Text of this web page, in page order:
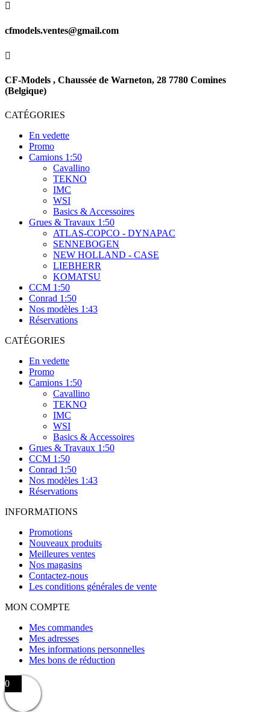

cfmodels.ventes@gmail.com

CF-Models , Chaussée de Warneton, 28 7780 Comines
(Belgique)
CATÉGORIES
En vedette
Promo
Camions 1:50
Cavallino
TEKNO
IMC
WSI
Basics & Accessoires
Grues & Travaux 1:50
ATLAS-COPCO - DYNAPAC
SENNEBOGEN
NEW HOLLAND - CASE
LIEBHERR
KOMATSU
CCM 1:50
Conrad 1:50
Nos modèles 1:43
Réservations
CATÉGORIES
En vedette
Promo
Camions 1:50
Cavallino
TEKNO
IMC
WSI
Basics & Accessoires
Grues & Travaux 1:50
CCM 1:50
Conrad 1:50
Nos modèles 1:43
Réservations
INFORMATIONS
Promotions
Nouveaux produits
Meilleures ventes
Nos magasins
Contactez-nous
Les conditions générales de vente
MON COMPTE
Mes commandes
Mes adresses
Mes informations personnelles
Mes bons de réduction
0